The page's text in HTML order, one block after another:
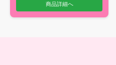
商品詳細へ